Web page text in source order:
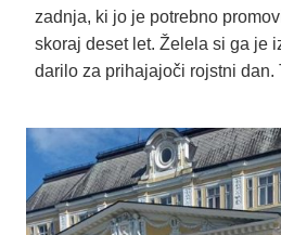
zadnja, ki jo je potrebno
skoraj deset let. Želela si ga je
darilo za prihajajoči rojstni dan.